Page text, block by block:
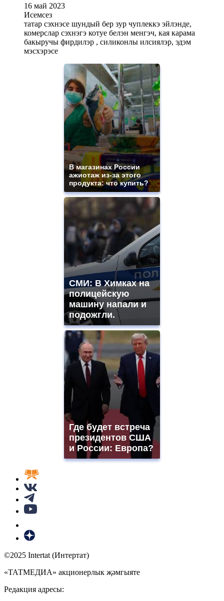
16 май 2023
Исемсез
татар сэхнэсе шундый бер зур чуплеккэ эйлэнде,
комерслар сэхнэгэ котуе белэн менгэч, кая карама
бакыручы фирдилэр , силиконлы илсиялэр, эдэм
мэсхэрэсе
В магазинах России
ажиотаж из-за этого
продукта: что купить?
СМИ: В Химках на
полицейскую
машину напали и
подожгли.
Где будет встреча
президентов США
и России: Европа?
©2025 Intertat (Интертат)
«ТАТМЕДИА» акционерлык җәмгыяте
Редакция адресы: